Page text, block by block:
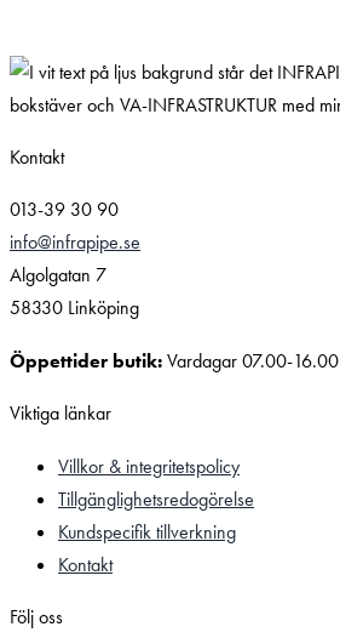
Kontakt
013-39 30 90
info@infrapipe.se
Algolgatan 7
58330 Linköping
Öppettider butik:Vardagar 07.00-16.00
Viktiga länkar
Villkor & integritetspolicy
Tillgänglighetsredogörelse
Kundspecifik tillverkning
Kontakt
Följ oss